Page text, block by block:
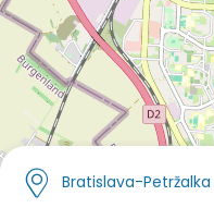
Bratislava-Petržalka